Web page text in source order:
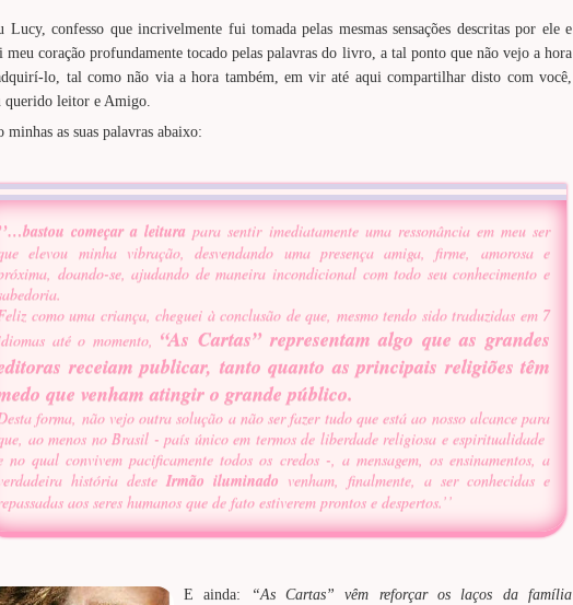
Lucy, confesso que incrivelmente fui tomada pelas mesmas sensações descritas por ele e
meu coração profundamente tocado pelas palavras do livro, a tal ponto que não vejo a hora
lo, tal como não via a hora também, em vir até aqui compartilhar disto com você,
querido leitor e Amigo.
minhas as suas palavras abaixo:
’’…bastou começar a leitura para sentir imediatamente uma ressonância em meu ser
elevou minha vibração, desvendando uma presença amiga, firme, amorosa e
doando-se, ajudando de maneira incondicional com todo seu conhecimento e
como uma criança, cheguei à conclusão de que, mesmo tendo sido traduzidas em 7
até o momento, “As Cartas” representam algo que as grandes
receiam publicar, tanto quanto as principais religiões têm
que venham atingir o grande público.
forma, não vejo outra solução a não ser fazer tudo que está ao nosso alcance para
ao menos no Brasil - país único em termos de liberdade religiosa e espiritualidade
no qual convivem pacificamente todos os credos -, a mensagem, os ensinamentos, a
história deste Irmão iluminado venham, finalmente, a ser conhecidas e
aos seres humanos que de fato estiverem prontos e despertos.’’
E ainda: “As Cartas” vêm reforçar os laços da família